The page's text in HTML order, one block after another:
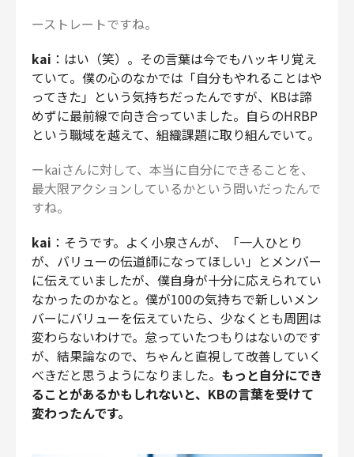
ーストレートですね。
kai ：はい（笑）。その言葉は今でもハッキリ覚え
ていて。僕の心のなかでは「自分もやれることはや
ってきた」という気持ちだったんですが、KBは諦
めずに最前線で向き合っていました。自らのHRBP
という職域を越えて、組織課題に取り組んでいて。
ーkaiさんに対して、本当に自分にできることを、
最大限アクションしているかという問いだったんで
すね。
kai ：そうです。よく小泉さんが、「一人ひとり
が、バリューの伝道師になってほしい」とメンバー
に伝えていましたが、僕自身が十分に応えられてい
なかったのかなと。僕が100の気持ちで新しいメン
バーにバリューを伝えていたら、少なくとも周囲は
変わらないわけで。怠っていたつもりはないのです
が、結果論なので、ちゃんと直視して改善していく
べきだと思うようになりました。 もっと自分にでき
ることがあるかもしれないと、KBの言葉を受けて
変わったんです。